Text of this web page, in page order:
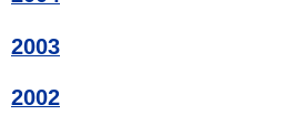
2003
2002